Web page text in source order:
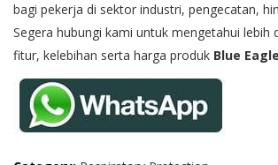
bagi pekerja di sektor industri, pengecatan,
Segera hubungi kami untuk mengetahui lebih
fitur, kelebihan serta harga produk Blue